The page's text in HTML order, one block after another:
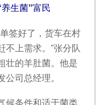
生菌”富民
签好了，货车在村
不上需求。”张分队
壮的羊肚菌。他是
司总经理。
条件和适于菌类